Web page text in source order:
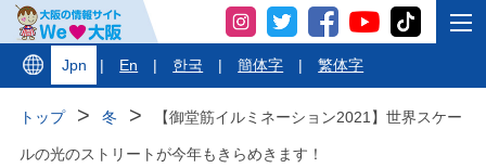
Jpn | En | 한국 | 簡体字 | 繁体字
トップ 冬 【御堂筋イルミネーション2021】世界スケー
ルの光のストリートが今年もきらめきます！